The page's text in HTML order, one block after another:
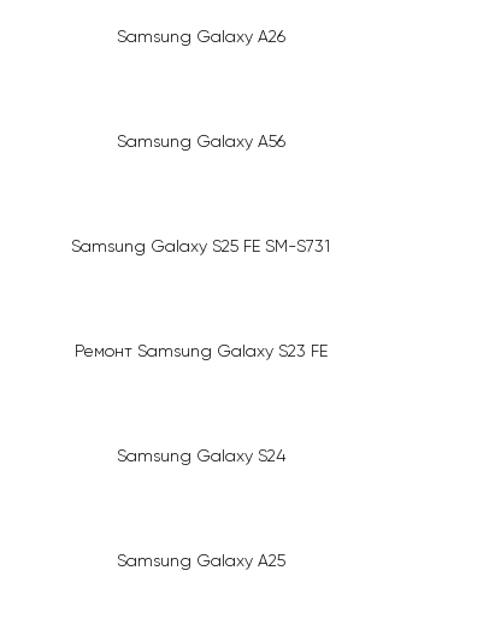
Samsung Galaxy A26
Samsung Galaxy A56
Samsung Galaxy S25 FE SM-S731
Ремонт Samsung Galaxy S23 FE
Samsung Galaxy S24
Samsung Galaxy A25